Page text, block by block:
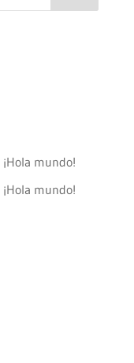
¡Hola mundo!
¡Hola mundo!